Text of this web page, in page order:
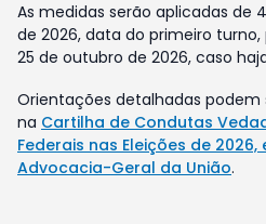
As medidas serão aplicadas de
de 2026, data do primeiro
25 de outubro de 2026, caso
Orientações detalhadas podem
na Cartilha de Condutas
Federais nas Eleições de
Advocacia-Geral da União.